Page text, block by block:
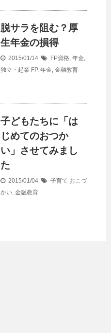
脱サラを阻む？厚
生年金の損得
2015/01/14 FP資格, 年金,
独立・起業 FP, 年金, 金融教育
子どもたちに「は
じめてのおつか
い」させてみまし
た
2015/01/04 子育て おこづ
かい, 金融教育